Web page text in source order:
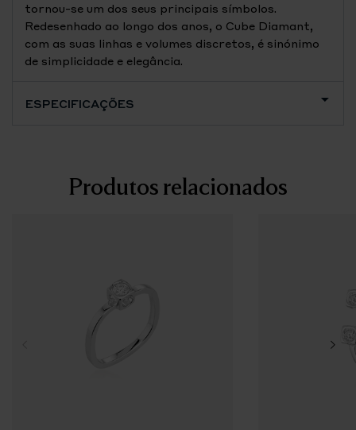
tornou-se um dos seus principais símbolos.
Redesenhado ao longo dos anos, o Cube Diamant,
com as suas linhas e volumes discretos, é sinónimo
de simplicidade e elegância.
ESPECIFICAÇÕES
Produtos relacionados